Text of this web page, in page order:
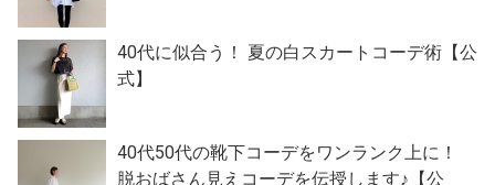
40代に似合う！ 夏の白スカートコーデ術【公
式】
40代50代の靴下コーデをワンランク上に！
脱おばさん見えコーデを伝授します♪【公